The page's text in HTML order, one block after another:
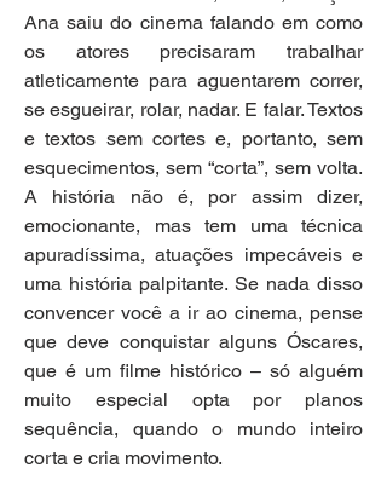
Ana saiu do cinema falando em como
os atores precisaram trabalhar
atleticamente para aguentarem correr,
se esgueirar, rolar, nadar. E falar. Textos
e textos sem cortes e, portanto, sem
esquecimentos, sem “corta”, sem volta.
A história não é, por assim dizer,
emocionante, mas tem uma técnica
apuradíssima, atuações impecáveis e
uma história palpitante. Se nada disso
convencer você a ir ao cinema, pense
que deve conquistar alguns Óscares,
que é um filme histórico – só alguém
muito especial opta por planos
sequência, quando o mundo inteiro
corta e cria movimento.